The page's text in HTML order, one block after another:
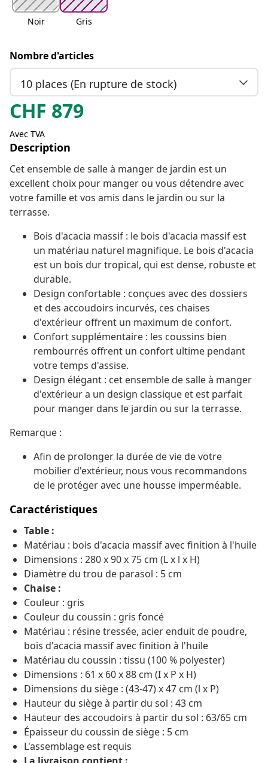
Noir Gris
Nombre d'articles
10 places (En rupture de stock)
CHF 879
Avec TVA
Description
Cet ensemble de salle à manger de jardin est un
excellent choix pour manger ou vous détendre avec
votre famille et vos amis dans le jardin ou sur la
terrasse.
Bois d'acacia massif : le bois d'acacia massif est
un matériau naturel magnifique. Le bois d'acacia
est un bois dur tropical, qui est dense, robuste et
durable.
Design confortable : conçues avec des dossiers
et des accoudoirs incurvés, ces chaises
d'extérieur offrent un maximum de confort.
Confort supplémentaire : les coussins bien
rembourrés offrent un confort ultime pendant
votre temps d'assise.
Design élégant : cet ensemble de salle à manger
d'extérieur a un design classique et est parfait
pour manger dans le jardin ou sur la terrasse.
Remarque :
Afin de prolonger la durée de vie de votre
mobilier d'extérieur, nous vous recommandons
de le protéger avec une housse imperméable.
Caractéristiques
Table :
Matériau : bois d'acacia massif avec finition à l'huile
Dimensions : 280 x 90 x 75 cm (L x l x H)
Diamètre du trou de parasol : 5 cm
Chaise :
Couleur : gris
Couleur du coussin : gris foncé
Matériau : résine tressée, acier enduit de poudre,
bois d'acacia massif avec finition à l'huile
Matériau du coussin : tissu (100 % polyester)
Dimensions : 61 x 60 x 88 cm (I x P x H)
Dimensions du siège : (43-47) x 47 cm (l x P)
Hauteur du siège à partir du sol : 43 cm
Hauteur des accoudoirs à partir du sol : 63/65 cm
Épaisseur du coussin de siège : 5 cm
L'assemblage est requis